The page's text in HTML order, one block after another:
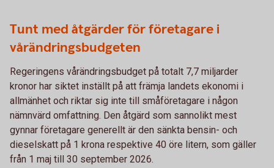
Tunt med åtgärder för företagare i
vårändringsbudgeten
Regeringens vårändringsbudget på totalt 7,7 miljarder
kronor har siktet inställt på att främja landets ekonomi i
allmänhet och riktar sig inte till småföretagare i någon
nämnvärd omfattning. Den åtgärd som sannolikt mest
gynnar företagare generellt är den sänkta bensin- och
dieselskatt på 1 krona respektive 40 öre litern, som gäller
från 1 maj till 30 september 2026.